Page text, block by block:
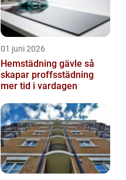
01 juni 2026
Hemstädning gävle så
skapar proffsstädning
mer tid i vardagen